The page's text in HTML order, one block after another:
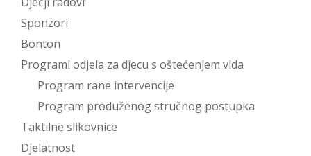
Sponzori
Bonton
Programi odjela za djecu s oštećenjem vida
Program rane intervencije
Program produženog stručnog postupka
Taktilne slikovnice
Djelatnost